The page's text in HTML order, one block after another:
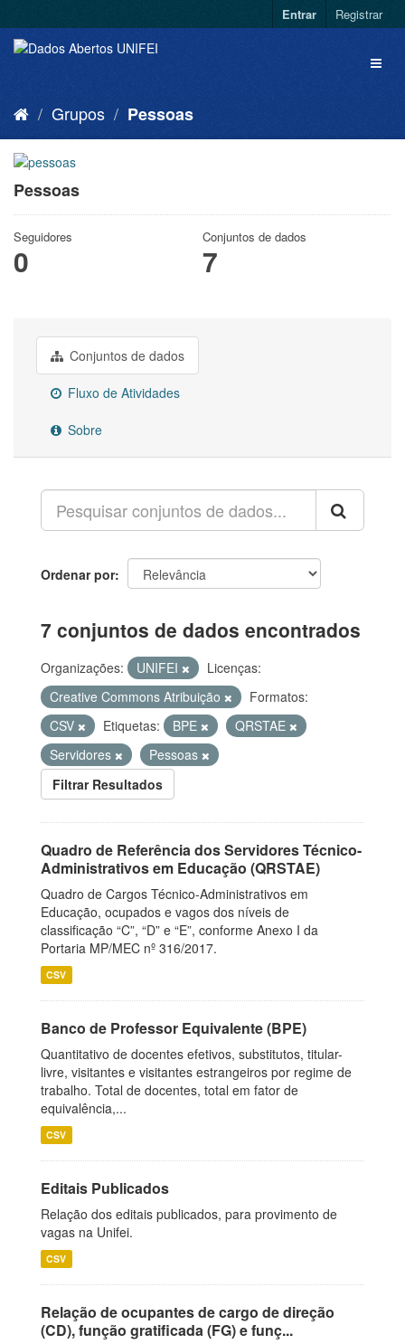
Entrar Registrar
Grupos Pessoas
Pessoas
Seguidores
0
Conjuntos de dados
7
Conjuntos de dados
Fluxo de Atividades
Sobre
Ordenar por
7 conjuntos de dados encontrados
Organizações: UNIFEI
Licenças:
Creative Commons Atribuição
Formatos:
CSV
Etiquetas: BPE
QRSTAE
Servidores
Pessoas
Filtrar Resultados
Quadro de Referência dos Servidores Técnico-
Administrativos em Educação (QRSTAE)
Quadro de Cargos Técnico-Administrativos em
Educação, ocupados e vagos dos níveis de
classificação “C”, “D” e “E”, conforme Anexo I da
Portaria MP/MEC nº 316/2017.
CSV
Banco de Professor Equivalente (BPE)
Quantitativo de docentes efetivos, substitutos, titular-
livre, visitantes e visitantes estrangeiros por regime de
trabalho. Total de docentes, total em fator de
equivalência,...
CSV
Editais Publicados
Relação dos editais publicados, para provimento de
vagas na Unifei.
CSV
Relação de ocupantes de cargo de direção
(CD), função gratificada (FG) e funç...